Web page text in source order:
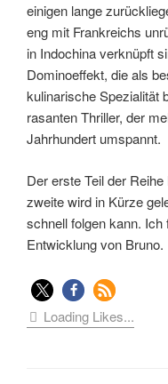
einigen lange
eng mit Frankreichs
in Indochina verknüpft
Dominoeffekt, die als
kulinarische Spezialität
rasanten Thriller, der
Jahrhundert umspannt.
Der erste Teil der
zweite wird in Kürze
schnell folgen kann.
Entwicklung von Bruno.
Loading Likes...